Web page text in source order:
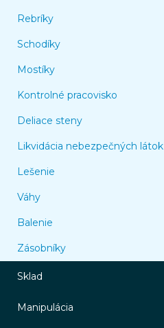
Rebríky
Schodíky
Mostíky
Kontrolné pracovisko
Deliace steny
Likvidácia nebezpečných látok
Lešenie
Váhy
Balenie
Zásobníky
Sklad
Manipulácia